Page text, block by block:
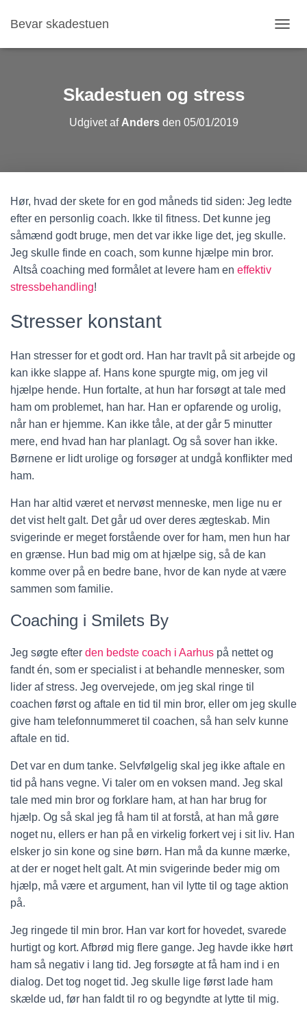
Bevar skadestuen
K
O
Skadestuen og stress
Udgivet af Andersden 05/01/2019
Hør, hvad der skete for en god måneds tid siden: Jeg ledte
efter en personlig coach. Ikke til fitness. Det kunne jeg
såmænd godt bruge, men det var ikke lige det, jeg skulle.
Jeg skulle finde en coach, som kunne hjælpe min bror.
Altså coaching med formålet at levere ham en effektiv
stressbehandling!
Stresser konstant
Han stresser for et godt ord. Han har travlt på sit arbejde og
kan ikke slappe af. Hans kone spurgte mig, om jeg vil
hjælpe hende. Hun fortalte, at hun har forsøgt at tale med
ham om problemet, han har. Han er opfarende og urolig,
når han er hjemme. Kan ikke tåle, at der går 5 minutter
mere, end hvad han har planlagt. Og så sover han ikke.
Børnene er lidt urolige og forsøger at undgå konflikter med
ham.
Han har altid været et nervøst menneske, men lige nu er
det vist helt galt. Det går ud over deres ægteskab. Min
svigerinde er meget forstående over for ham, men hun har
en grænse. Hun bad mig om at hjælpe sig, så de kan
komme over på en bedre bane, hvor de kan nyde at være
sammen som familie.
Coaching i Smilets By
Jeg søgte efter den bedste coach i Aarhus på nettet og
fandt én, som er specialist i at behandle mennesker, som
lider af stress. Jeg overvejede, om jeg skal ringe til
coachen først og aftale en tid til min bror, eller om jeg skulle
give ham telefonnummeret til coachen, så han selv kunne
aftale en tid.
Det var en dum tanke. Selvfølgelig skal jeg ikke aftale en
tid på hans vegne. Vi taler om en voksen mand. Jeg skal
tale med min bror og forklare ham, at han har brug for
hjælp. Og så skal jeg få ham til at forstå, at han må gøre
noget nu, ellers er han på en virkelig forkert vej i sit liv. Han
elsker jo sin kone og sine børn. Han må da kunne mærke,
at der er noget helt galt. At min svigerinde beder mig om
hjælp, må være et argument, han vil lytte til og tage aktion
på.
Jeg ringede til min bror. Han var kort for hovedet, svarede
hurtigt og kort. Afbrød mig flere gange. Jeg havde ikke hørt
ham så negativ i lang tid. Jeg forsøgte at få ham ind i en
dialog. Det tog noget tid. Jeg skulle lige først lade ham
skælde ud, før han faldt til ro og begyndte at lytte til mig.